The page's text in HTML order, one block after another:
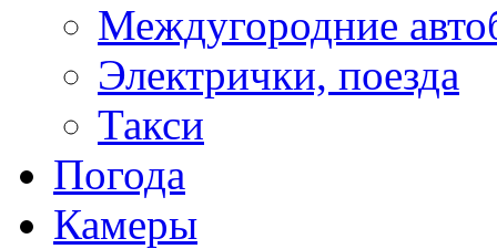
Междугородние
Электрички, поезда
Такси
Погода
Камеры